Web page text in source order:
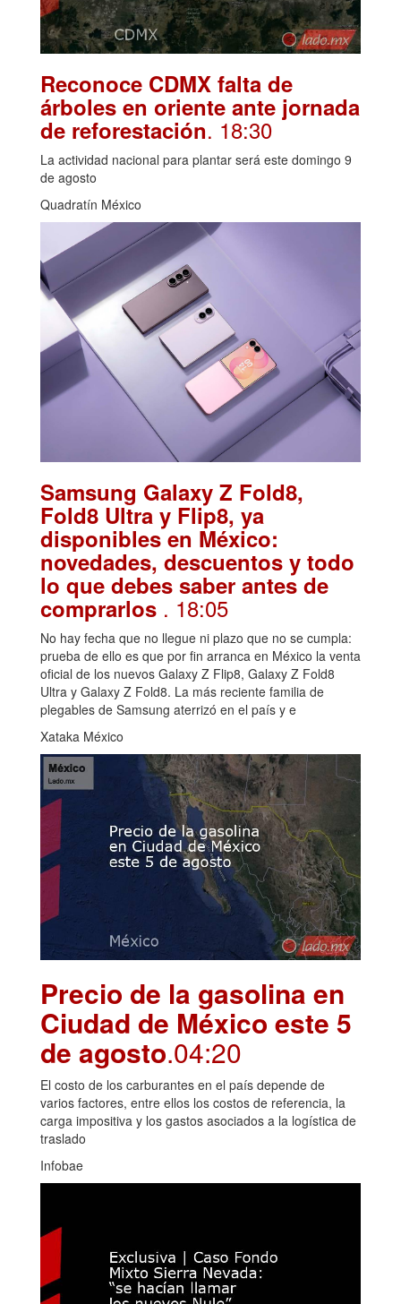
Reconoce CDMX falta de
árboles en oriente ante jornada
de reforestación. 18:30
La actividad nacional para plantar será este domingo 9
de agosto
Quadratín México
Samsung Galaxy Z Fold8,
Fold8 Ultra y Flip8, ya
disponibles en México:
novedades, descuentos y todo
lo que debes saber antes de
comprarlos . 18:05
No hay fecha que no llegue ni plazo que no se cumpla:
prueba de ello es que por fin arranca en México la venta
oficial de los nuevos Galaxy Z Flip8, Galaxy Z Fold8
Ultra y Galaxy Z Fold8. La más reciente familia de
plegables de Samsung aterrizó en el país y e
Xataka México
Precio de la gasolina en
Ciudad de México este 5
de agosto.04:20
El costo de los carburantes en el país depende de
varios factores, entre ellos los costos de referencia, la
carga impositiva y los gastos asociados a la logística de
traslado
Infobae